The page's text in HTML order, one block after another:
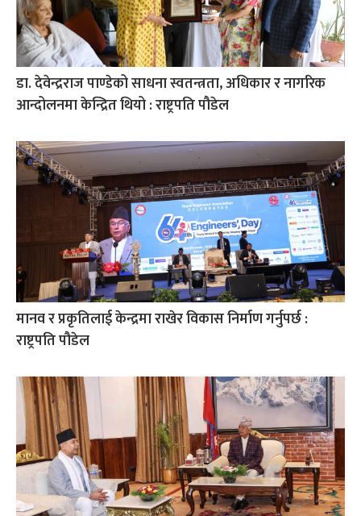
डा. देवेन्द्रराज पाण्डेको साधना स्वतन्त्रता, अधिकार र नागरिक
आन्दोलनमा केन्द्रित थियो : राष्ट्रपति पौडेल
मानव र प्रकृतिलाई केन्द्रमा राखेर विकास निर्माण गर्नुपर्छ :
राष्ट्रपति पौडेल